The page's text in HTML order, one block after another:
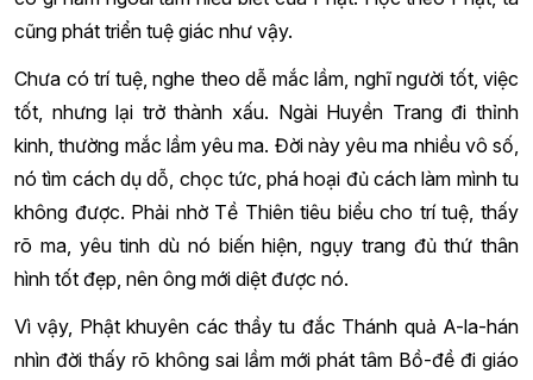
cũng phát triển tuệ giác như vậy.
Chưa có trí tuệ, nghe theo dễ mắc lầm, nghĩ người tốt, việc
tốt, nhưng lại trở thành xấu. Ngài Huyền Trang đi thỉnh
kinh, thường mắc lầm yêu ma. Đời này yêu ma nhiều vô số,
nó tìm cách dụ dỗ, chọc tức, phá hoại đủ cách làm mình tu
không được. Phải nhờ Tề Thiên tiêu biểu cho trí tuệ, thấy
rõ ma, yêu tinh dù nó biến hiện, ngụy trang đủ thứ thân
hình tốt đẹp, nên ông mới diệt được nó.
Vì vậy, Phật khuyên các thầy tu đắc Thánh quả A-la-hán
nhìn đời thấy rõ không sai lầm mới phát tâm Bồ-đề đi giáo